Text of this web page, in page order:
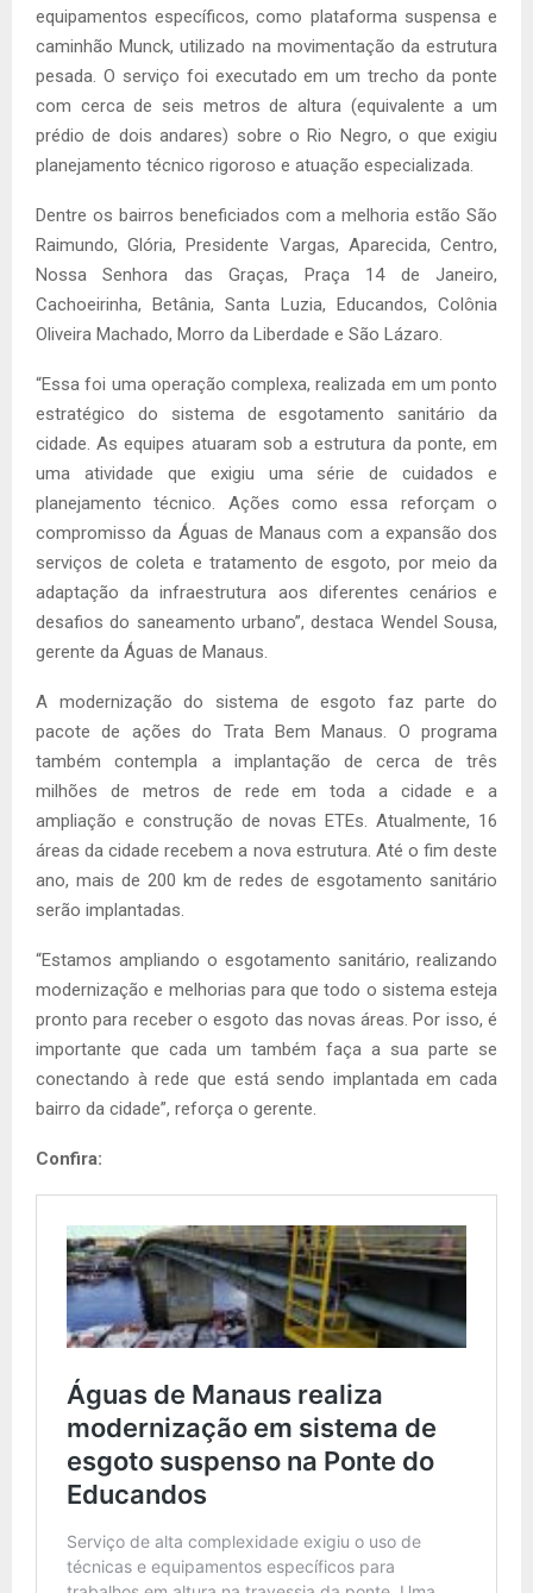
equipamentos específicos, como plataforma suspensa e
caminhão Munck, utilizado na movimentação da estrutura
pesada. O serviço foi executado em um trecho da ponte
com cerca de seis metros de altura (equivalente a um
prédio de dois andares) sobre o Rio Negro, o que exigiu
planejamento técnico rigoroso e atuação especializada.
Dentre os bairros beneficiados com a melhoria estão São
Raimundo, Glória, Presidente Vargas, Aparecida, Centro,
Nossa Senhora das Graças, Praça 14 de Janeiro,
Cachoeirinha, Betânia, Santa Luzia, Educandos, Colônia
Oliveira Machado, Morro da Liberdade e São Lázaro.
“Essa foi uma operação complexa, realizada em um ponto
estratégico do sistema de esgotamento sanitário da
cidade. As equipes atuaram sob a estrutura da ponte, em
uma atividade que exigiu uma série de cuidados e
planejamento técnico. Ações como essa reforçam o
compromisso da Águas de Manaus com a expansão dos
serviços de coleta e tratamento de esgoto, por meio da
adaptação da infraestrutura aos diferentes cenários e
desafios do saneamento urbano”, destaca Wendel Sousa,
gerente da Águas de Manaus.
A modernização do sistema de esgoto faz parte do
pacote de ações do Trata Bem Manaus. O programa
também contempla a implantação de cerca de três
milhões de metros de rede em toda a cidade e a
ampliação e construção de novas ETEs. Atualmente, 16
áreas da cidade recebem a nova estrutura. Até o fim deste
ano, mais de 200 km de redes de esgotamento sanitário
serão implantadas.
“Estamos ampliando o esgotamento sanitário, realizando
modernização e melhorias para que todo o sistema esteja
pronto para receber o esgoto das novas áreas. Por isso, é
importante que cada um também faça a sua parte se
conectando à rede que está sendo implantada em cada
bairro da cidade”, reforça o gerente.
Confira: